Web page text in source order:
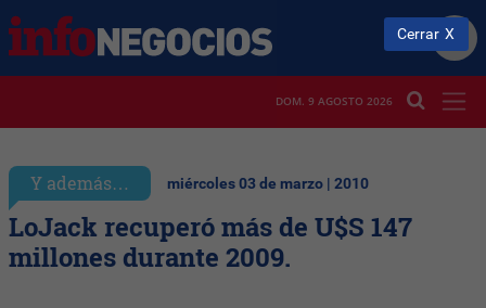
DOM. 9 AGOSTO 2026
Y además… miércoles 03 de marzo | 2010
LoJack recuperó más de U$S 147
millones durante 2009.
Cerrar